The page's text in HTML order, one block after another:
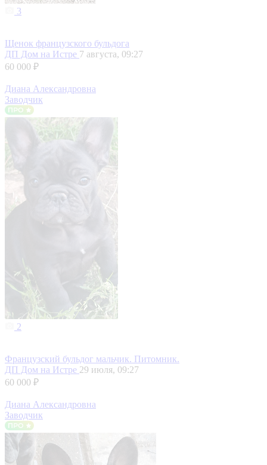
3
Щенок французского бульдога
ДП Дом на Истре 7 августа, 09:27
60 000 ₽
Диана Александровна
Заводчик
2
Французский бульдог мальчик. Питомник.
ДП Дом на Истре 29 июля, 09:27
60 000 ₽
Диана Александровна
Заводчик